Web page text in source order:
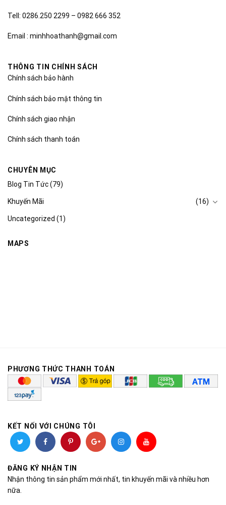
Tell: 0286.250 2299 – 0982 666 352
Email : minhhoathanh@gmail.com
THÔNG TIN CHÍNH SÁCH
Chính sách bảo hành
Chính sách bảo mật thông tin
Chính sách giao nhận
Chính sách thanh toán
CHUYÊN MỤC
Blog Tin Tức(79)
Khuyến Mãi (16)
Uncategorized (1)
MAPS
PHƯƠNG THỨC THANH TOÁN
KẾT NỐI VỚI CHÚNG TÔI
ĐĂNG KÝ NHẬN TIN
Nhận thông tin sản phẩm mới nhất, tin khuyến mãi và nhiều hơn
nữa.